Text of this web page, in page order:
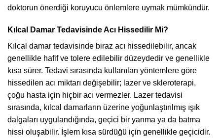
doktorun önerdiği koruyucu önlemlere uymak mümkündür.
Kılcal Damar Tedavisinde Acı Hissedilir Mi?
Kılcal damar tedavisinde biraz acı hissedilebilir, ancak
genellikle hafif ve tolere edilebilir düzeydedir ve genellikle
kısa sürer. Tedavi sırasında kullanılan yöntemlere göre
hissedilen acı miktarı değişebilir; lazer ve skleroterapi,
çoğu hasta için hiçbir acı vermezler. Lazer tedavisi
sırasında, kılcal damarların üzerine yoğunlaştırılmış ışık
dalgaları uygulandığında, geçici bir yanma ya da batma
hissi oluşabilir. İşlem kısa sürdüğü için genellikle geçicidir.